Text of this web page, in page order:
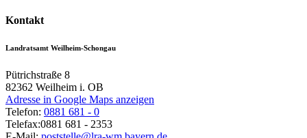
Kontakt
Landratsamt Weilheim-Schongau
Pütrichstraße 8
82362 Weilheim i. OB
Adresse in Google Maps anzeigen
Telefon: 0881 681 - 0
Telefax:0881 681 - 2353